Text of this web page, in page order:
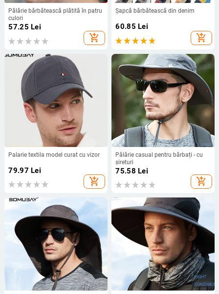
Pălărie bărbătească plătită în patru
culori
57.25 Lei
add_shopping_cart
Șapcă bărbătească din denim
60.85 Lei
add_shopping_cart
Palarie textila model curat cu vizor
79.97 Lei
add_shopping_cart
Pălărie casual pentru bărbați - cu
șireturi
75.58 Lei
add_shopping_cart